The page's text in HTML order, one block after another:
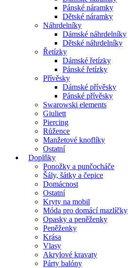
Pánské náramky
Dětské náramky
Náhrdelníky
Dámské náhrdelníky
Dětské náhrdelníky
Řetízky
Dámské řetízky
Pánské řetízky
Přívěsky
Dámské přívěsky
Pánské přívěsky
Swarowski elements
Giuliett
Piercing
Růžence
Manžetové knoflíky
Ostatní
Doplňky
Ponožky a punčocháče
Šály, šátky a čepice
Domácnost
Ostatní
Kryty na mobil
Móda pro domácí mazlíčky
Opasky a peněženky
Peněženky
Krása
Vlasy
Akrylové kravaty
Párty balóny